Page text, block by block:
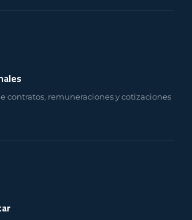
contratos, remuneraciones y cotizaciones